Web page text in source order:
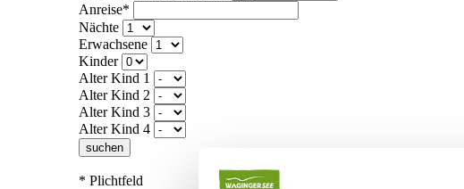
Anreise*
Nächte
Erwachsene
Kinder
Alter Kind 1
Alter Kind 2
Alter Kind 3
Alter Kind 4
suchen
* Plichtfeld